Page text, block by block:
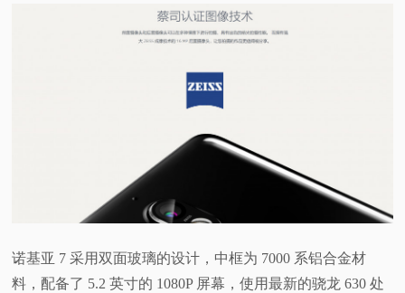
诺基亚 7 采用双面玻璃的设计，中框为 7000 系铝合金材
料，配备了 5.2 英寸的 1080P 屏幕，使用最新的骁龙 630 处